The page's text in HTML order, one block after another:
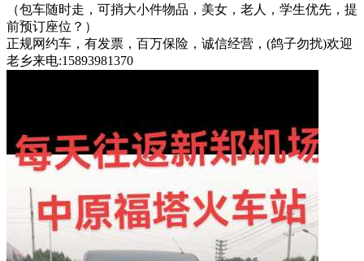
（包车随时走，可捎大小件物品，美女，老人，学生优先，提
前预订座位？）
正规网约车，有发票，百万保险，诚信经营，(鸽子勿扰)欢迎
老乡来电:15893981370